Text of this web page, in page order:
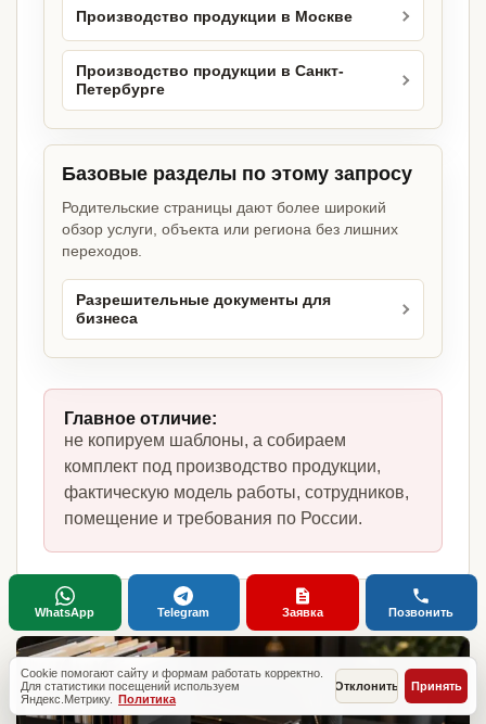
Производство продукции в Москве
Производство продукции в Санкт-
Петербурге
Базовые разделы по этому запросу
Родительские страницы дают более широкий
обзор услуги, объекта или региона без лишних
переходов.
Разрешительные документы для
бизнеса
Главное отличие:
не копируем шаблоны, а собираем
комплект под производство продукции,
фактическую модель работы, сотрудников,
помещение и требования по России.
Cookie помогают сайту и формам работать корректно.
Для статистики посещений используем
Яндекс.Метрику. Политика
Отклонить Принять
WhatsApp Telegram Заявка Позвонить